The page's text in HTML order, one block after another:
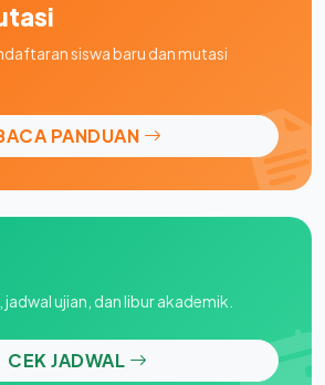
siswa baru dan mutasi
PANDUAN
ujian, dan libur akademik.
CEK JADWAL